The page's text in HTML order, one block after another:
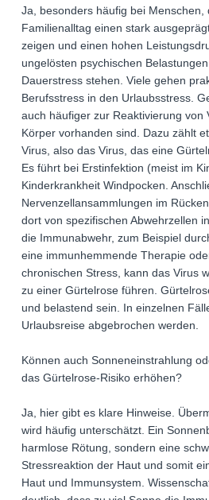
Ja, besonders häufig bei Menschen,
Familienalltag einen stark
zeigen und einen hohen
ungelösten psychischen
Dauerstress stehen. Viele gehen
Berufsstress in den Urlaubsstress.
auch häufiger zur Reaktivierung von
Körper vorhanden sind. Dazu zählt
Virus, also das Virus, das eine
Es führt bei Erstinfektion (meist im
Kinderkrankheit Windpocken.
Nervenzellansammlungen im
dort von spezifischen Abwehrzellen
die Immunabwehr, zum Beispiel
eine immunhemmende Therapie
chronischen Stress, kann das Virus
zu einer Gürtelrose führen.
und belastend sein. In einzelnen
Urlaubsreise abgebrochen werden.
Können auch Sonneneinstrahlung
das Gürtelrose-Risiko erhöhen?
Ja, hier gibt es klare Hinweise.
wird häufig unterschätzt. Ein
harmlose Rötung, sondern eine
Stressreaktion der Haut und somit
Haut und Immunsystem.